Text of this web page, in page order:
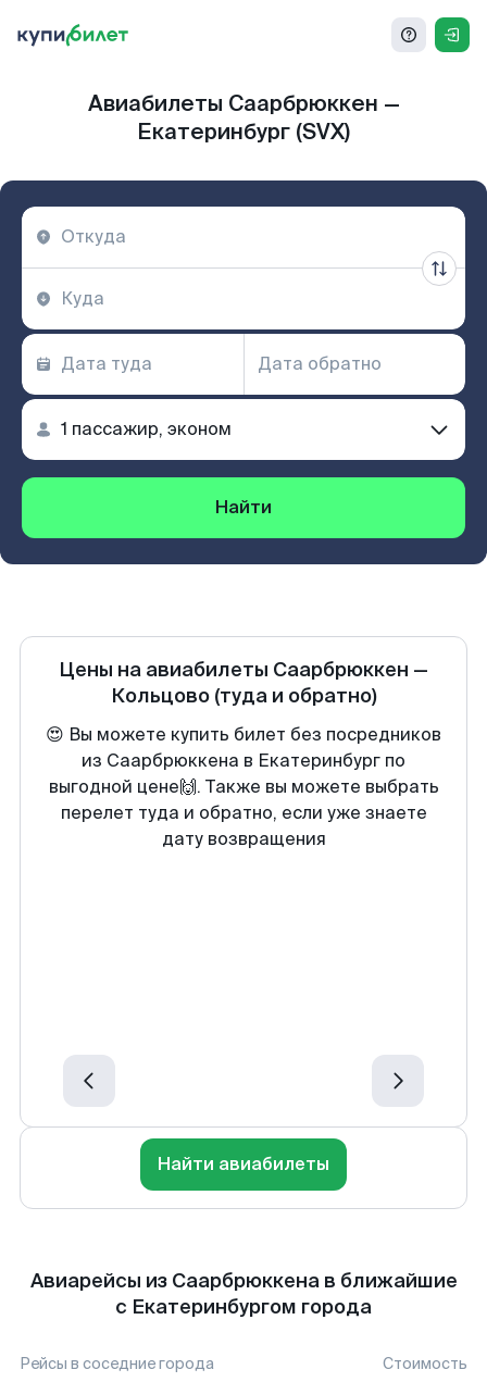
Авиабилеты Саарбрюккен —
Екатеринбург (SVX)
Найти
Цены на авиабилеты Саарбрюккен —
Кольцово (туда и обратно)
😍 Вы можете купить билет без посредников
из Саарбрюккена в Екатеринбург по
выгодной цене🙌. Также вы можете выбрать
перелет туда и обратно, если уже знаете
дату возвращения
Найти авиабилеты
Авиарейсы из Саарбрюккена в ближайшие
с Екатеринбургом города
Рейсы в соседние города Стоимость